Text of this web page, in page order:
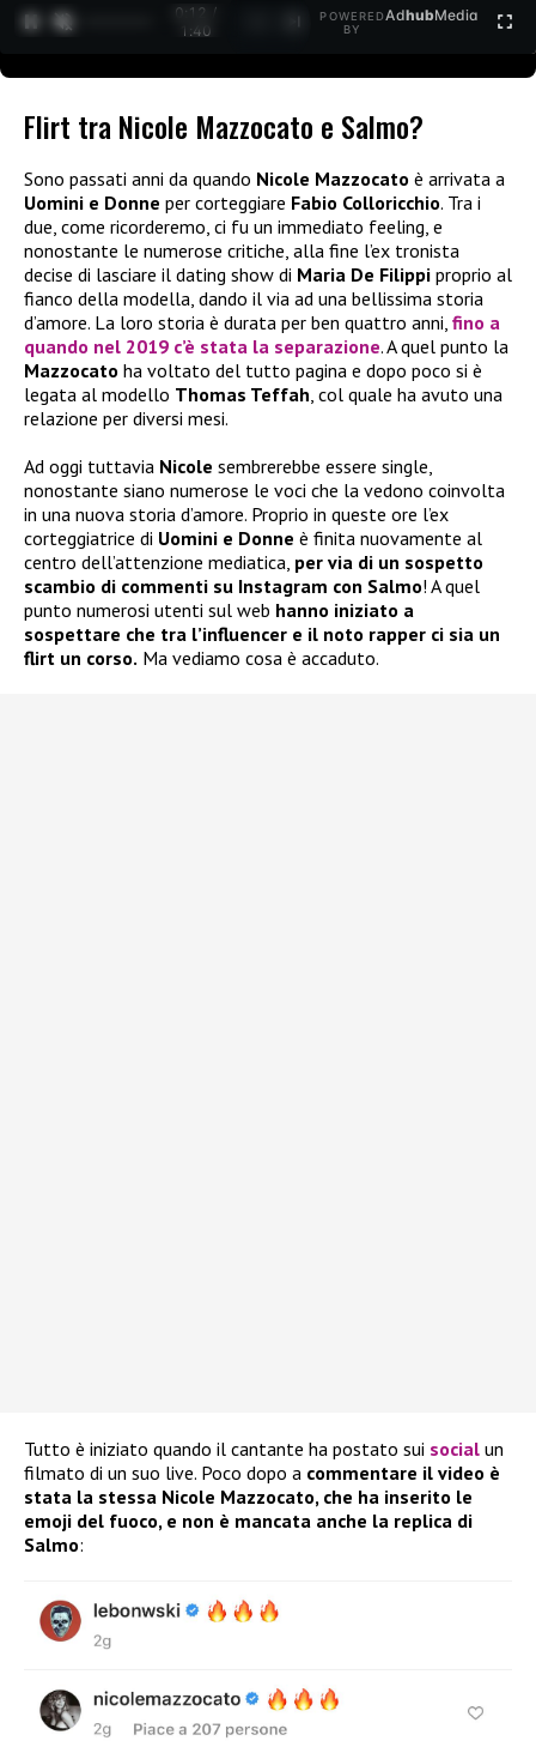
0:12 /
1:40
POWERED
BY
AdhubMedia
Flirt tra Nicole Mazzocato e Salmo?
Sono passati anni da quando Nicole Mazzocato è arrivata a
Uomini e Donne per corteggiare Fabio Colloricchio. Tra i
due, come ricorderemo, ci fu un immediato feeling, e
nonostante le numerose critiche, alla fine l’ex tronista
decise di lasciare il dating show di Maria De Filippi proprio al
fianco della modella, dando il via ad una bellissima storia
d’amore. La loro storia è durata per ben quattro anni, fino a
quando nel 2019 c’è stata la separazione. A quel punto la
Mazzocato ha voltato del tutto pagina e dopo poco si è
legata al modello Thomas Teffah, col quale ha avuto una
relazione per diversi mesi.
Ad oggi tuttavia Nicole sembrerebbe essere single,
nonostante siano numerose le voci che la vedono coinvolta
in una nuova storia d’amore. Proprio in queste ore l’ex
corteggiatrice di Uomini e Donne è finita nuovamente al
centro dell’attenzione mediatica, per via di un sospetto
scambio di commenti su Instagram con Salmo! A quel
punto numerosi utenti sul web hanno iniziato a
sospettare che tra l’influencer e il noto rapper ci sia un
flirt un corso. Ma vediamo cosa è accaduto.
Tutto è iniziato quando il cantante ha postato sui social un
filmato di un suo live. Poco dopo a commentare il video è
stata la stessa Nicole Mazzocato, che ha inserito le
emoji del fuoco, e non è mancata anche la replica di
Salmo: